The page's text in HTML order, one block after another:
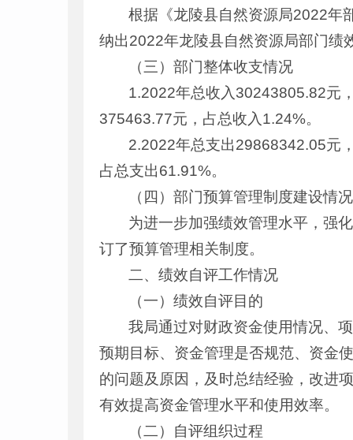
根据《龙陵县自然资源局2022年
纳出2022年龙陵县自然资源局部门绩
（三）部门整体收支情况
1.2022年总收入30243805.82元
375463.77元，占总收入1.24%。
2.2022年总支出29868342.05元
占总支出61.91%。
（四）部门预算管理制度建设情况
为进一步加强绩效管理水平，强
订了预算管理相关制度。
二、绩效自评工作情况
（一）绩效自评目的
我局通过对财政资金使用情况、
预期目标、资金管理是否规范、资金
的问题及原因，及时总结经验，改进
有效提高资金管理水平和使用效率。
（二）自评组织过程